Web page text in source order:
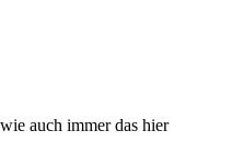
auch immer das hier